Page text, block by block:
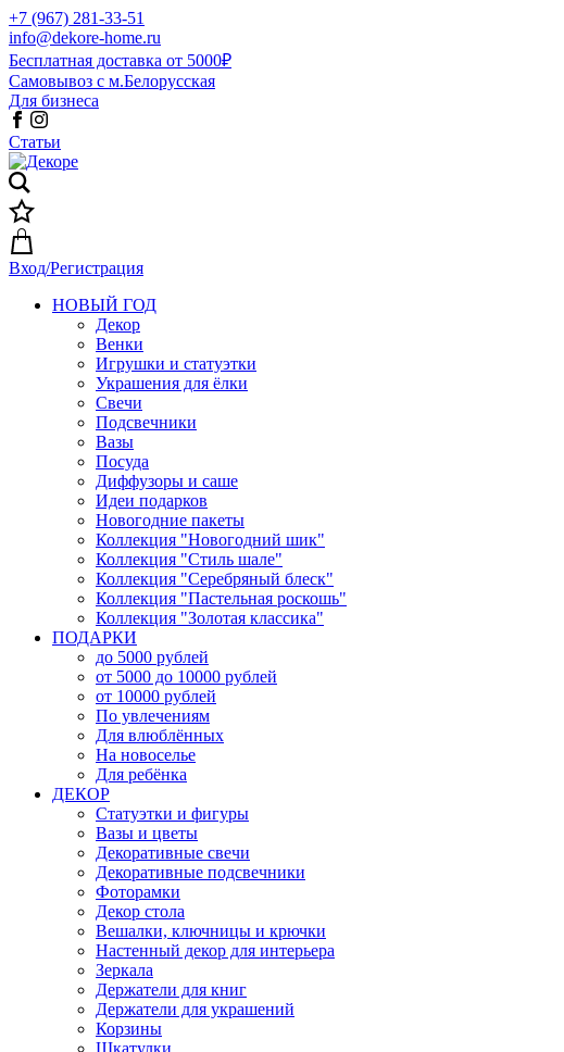
+7 (967) 281-33-51
info@dekore-home.ru
Бесплатная доставка от 5000₽
Самовывоз с м.Белорусская
Для бизнеса
Статьи
Вход/Регистрация
НОВЫЙ ГОД
Декор
Венки
Игрушки и статуэтки
Украшения для ёлки
Свечи
Подсвечники
Вазы
Посуда
Диффузоры и саше
Идеи подарков
Новогодние пакеты
Коллекция "Новогодний шик"
Коллекция "Стиль шале"
Коллекция "Серебряный блеск"
Коллекция "Пастельная роскошь"
Коллекция "Золотая классика"
ПОДАРКИ
до 5000 рублей
от 5000 до 10000 рублей
от 10000 рублей
По увлечениям
Для влюблённых
На новоселье
Для ребёнка
ДЕКОР
Статуэтки и фигуры
Вазы и цветы
Декоративные свечи
Декоративные подсвечники
Фоторамки
Декор стола
Вешалки, ключницы и крючки
Настенный декор для интерьера
Зеркала
Держатели для книг
Держатели для украшений
Корзины
Шкатулки